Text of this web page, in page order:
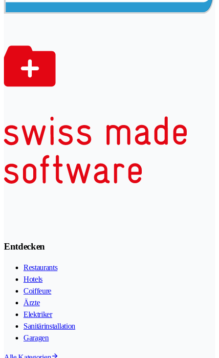
Entdecken
Restaurants
Hotels
Coiffeure
Ärzte
Elektriker
Sanitärinstallation
Garagen